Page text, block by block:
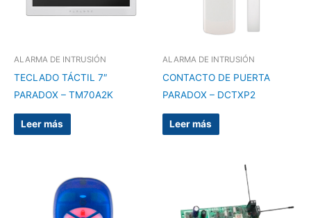
ALARMA DE INTRUSIÓN
TECLADO TÁCTIL 7″
PARADOX – TM70A2K
Leer más
ALARMA DE INTRUSIÓN
CONTACTO DE PUERTA
PARADOX – DCTXP2
Leer más